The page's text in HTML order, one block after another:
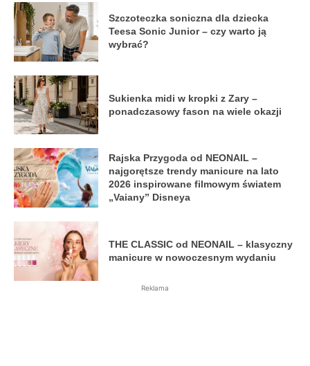
Szczoteczka soniczna dla dziecka
Teesa Sonic Junior – czy warto ją
wybrać?
Sukienka midi w kropki z Zary –
ponadczasowy fason na wiele okazji
Rajska Przygoda od NEONAIL –
najgorętsze trendy manicure na lato
2026 inspirowane filmowym światem
„Vaiany” Disneya
THE CLASSIC od NEONAIL – klasyczny
manicure w nowoczesnym wydaniu
Reklama